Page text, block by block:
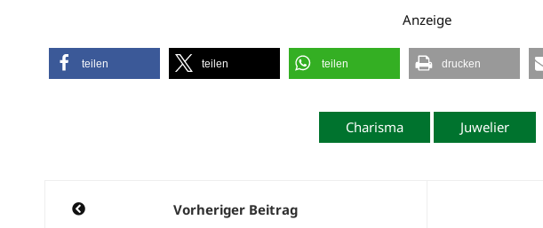
Anzeige
teilen teilen teilen drucken
Charisma Juwelier
Beitragsnavigation
Vorheriger Beitrag